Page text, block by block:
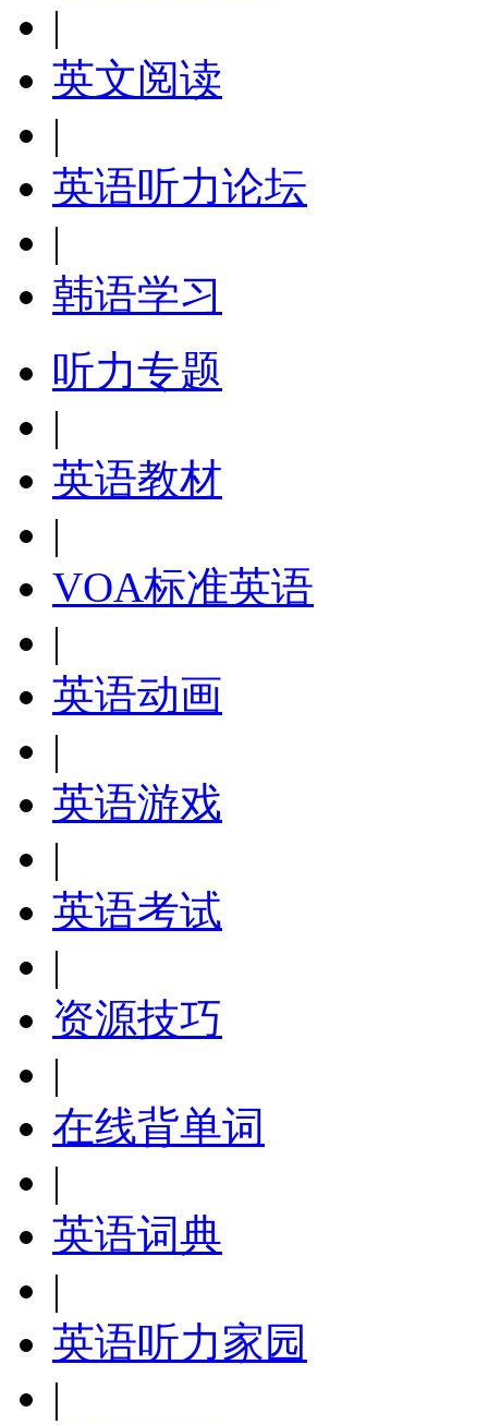
|
英文阅读
|
英语听力论坛
|
韩语学习
听力专题
|
英语教材
|
VOA标准英语
|
英语动画
|
英语游戏
|
英语考试
|
资源技巧
|
在线背单词
|
英语词典
|
英语听力家园
|